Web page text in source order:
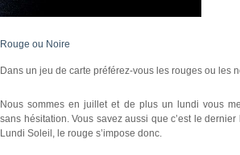
Rouge ou Noire
Dans un jeu de carte préférez-vous les rouges ou les
Nous sommes en juillet et de plus un lundi vous
sans hésitation. Vous savez aussi que c’est le
Lundi Soleil, le rouge s’impose donc.